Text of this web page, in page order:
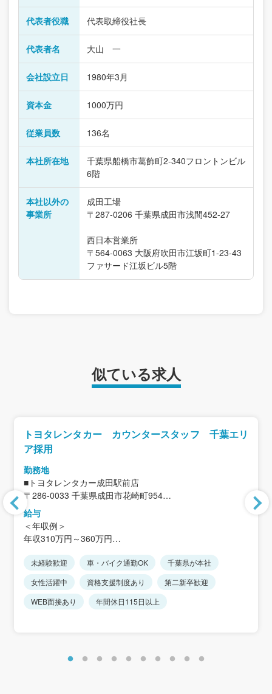
代表者役職 代表取締役社長
代表者名 大山 一
会社設立日 1980年3月
資本金 1000万円
従業員数 136名
本社所在地
千葉県船橋市葛飾町2-340フロントンビル
6階
本社以外の
事業所
成田工場
〒287-0206 千葉県成田市浅間452-27
西日本営業所
〒564-0063 大阪府吹田市江坂町1-23-43
ファサード江坂ビル5階
似ている求人
トヨタレンタカー カウンタースタッフ 千葉エリ
ア採用
勤務地
■トヨタレンタカー成田駅前店
〒286-0033 千葉県成田市花崎町954
＜アクセス＞「京成成田駅」徒歩1分
※車通勤OK
※ご自宅から通いやすい店舗に配属の可能性あり（ご自宅
から1時間以内）
※入社後、将来的に異動の可能性がありますが、
店舗は全て千葉県内で引越しを伴う転勤はありません。
給与
＜年収例＞
年収310万円～360万円
＜月給例 ※新卒初任給＞
月給190,400円～199,000円
★上記月給は18歳高卒～25歳大卒の初任給になります。
★年齢・経験により、規定により決定します。
未経験歓迎 車・バイク通勤OK
千葉県が本社
女性活躍中
資格支援制度あり
第二新卒歓迎
WEB面接あり
年間休日115日以上